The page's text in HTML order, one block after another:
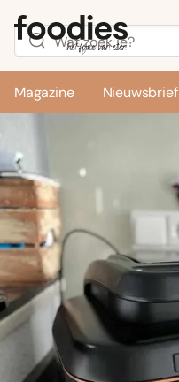
Magazine Nieuwsbrief